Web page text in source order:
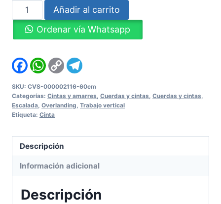
Anillo
de
Cinta
60cm
Gris
/
Naranja
cantidad
Añadir al carrito
Ordenar vía Whatsapp
FacebookWhatsApp
Copy
Link
SKU: CVS-000002116-60cm
Categorías: Cintas y amarres Cuerdas y cintas Cuerdas y cintas
Escalada Overlanding Trabajo vertical
Etiqueta: Cinta
Descripción
Información adicional
Descripción